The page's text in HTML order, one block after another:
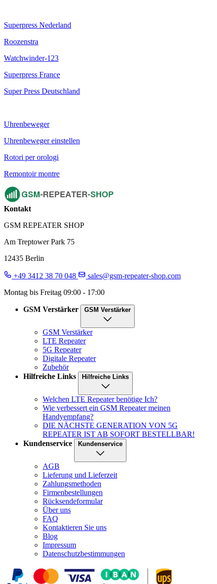
Superpress Nederland
Roozenstra
Watchwinder-123
Superpress France
Super Press Deutschland
Uhrenbeweger
Uhrenbeweger einstellen
Rotori per orologi
Remontoir montre
Kontakt
GSM REPEATER SHOP
Am Treptower Park 75
12435 Berlin
+49 3412 38 70 048
sales@gsm-repeater-shop.com
Montag bis Freitag 09:00 - 17:00
GSM Verstärker GSM Verstärker
GSM Verstärker
LTE Repeater
5G Repeater
Digitale Repeater
Zubehör
Hilfreiche Links
Hilfreiche Links
Welchen LTE Repeater benötige Ich?
Wie verbessert ein GSM Repeater meinen
Handyempfang?
DIE NÄCHSTE GENERATION VON 5G
REPEATER IST AB SOFORT BESTELLBAR!
Kundenservice
Kundenservice
AGB
Lieferung und Lieferzeit
Zahlungsmethoden
Firmenbestellungen
Rücksendeformular
Über uns
FAQ
Kontaktieren Sie uns
Blog
Impressum
Datenschutzbestimmungen